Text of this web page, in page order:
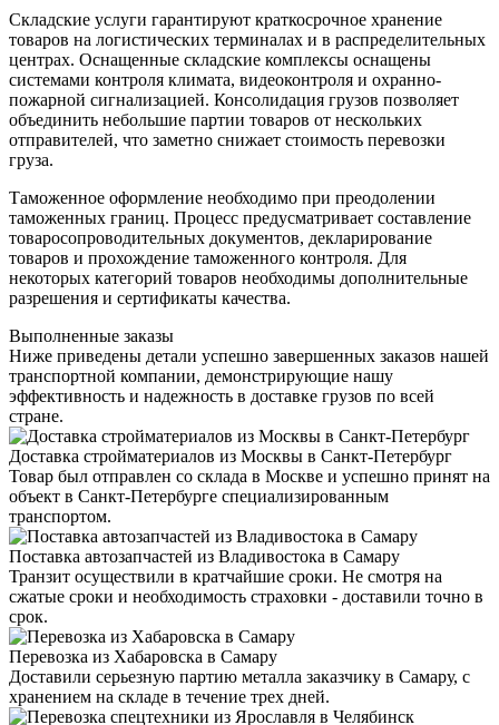
Складские услуги гарантируют краткосрочное хранение
товаров на логистических терминалах и в распределительных
центрах. Оснащенные складские комплексы оснащены
системами контроля климата, видеоконтроля и охранно-
пожарной сигнализацией. Консолидация грузов позволяет
объединить небольшие партии товаров от нескольких
отправителей, что заметно снижает стоимость перевозки
груза.
Таможенное оформление необходимо при преодолении
таможенных границ. Процесс предусматривает составление
товаросопроводительных документов, декларирование
товаров и прохождение таможенного контроля. Для
некоторых категорий товаров необходимы дополнительные
разрешения и сертификаты качества.
Выполненные заказы
Ниже приведены детали успешно завершенных заказов нашей
транспортной компании, демонстрирующие нашу
эффективность и надежность в доставке грузов по всей
стране.
Доставка стройматериалов из Москвы в Санкт-Петербург
Товар был отправлен со склада в Москве и успешно принят на
объект в Санкт-Петербурге специализированным
транспортом.
Поставка автозапчастей из Владивостока в Самару
Транзит осуществили в кратчайшие сроки. Не смотря на
сжатые сроки и необходимость страховки - доставили точно в
срок.
Перевозка из Хабаровска в Самару
Доставили серьезную партию металла заказчику в Самару, с
хранением на складе в течение трех дней.